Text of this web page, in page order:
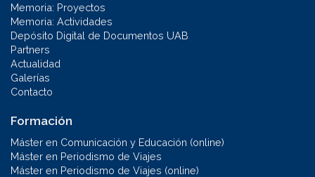
Memoria: Proyectos
Memoria: Actividades
Depósito Digital de Documentos UAB
Partners
Actualidad
Galerías
Contacto
Formación
Máster en Comunicación y Educación (online)
Máster en Periodismo de Viajes
Máster en Periodismo de Viajes (online)